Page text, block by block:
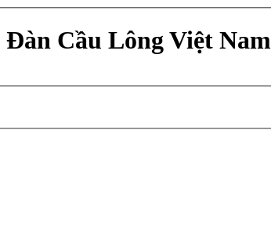
Cầu Lông Việt Nam